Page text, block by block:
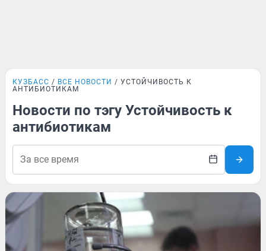
КУЗБАСС ВСЕ НОВОСТИ
УСТОЙЧИВОСТЬ К
АНТИБИОТИКАМ
Новости по тэгу Устойчивость к
антибиотикам